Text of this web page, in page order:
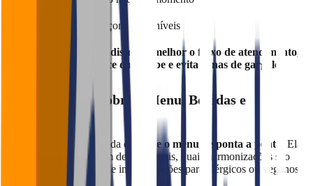
Equilíbrio entre garçons disponíveis
Esse olhar estratégico distribui melhor o fluxo de atendimento,
melhora a performance da equipe e evita zonas de gargalo.
✅ Ter Domínio sobre o Menu, Bebidas e
Experiência
Uma hostess bem treinada conhece o menu de ponta a ponta
. Ela
sabe quais pratos podem demorar mais, quais harmonizações são
recomendadas e até pode indicar opções para alérgicos ou veganos.